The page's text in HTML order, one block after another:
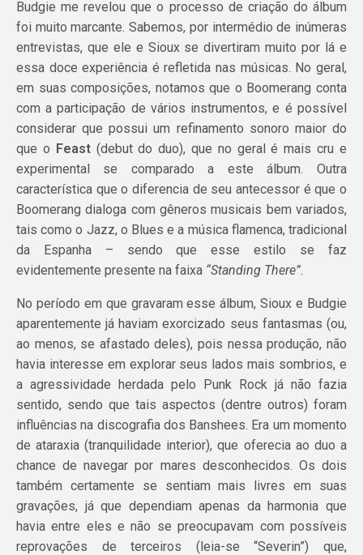
Budgie me revelou que o processo de criação do álbum
foi muito marcante. Sabemos, por intermédio de inúmeras
entrevistas, que ele e Sioux se divertiram muito por lá e
essa doce experiência é refletida nas músicas. No geral,
em suas composições, notamos que o Boomerang conta
com a participação de vários instrumentos, e é possível
considerar que possui um refinamento sonoro maior do
que o Feast(debut do duo), que no geral é mais cru e
experimental se comparado a este álbum. Outra
característica que o diferencia de seu antecessor é que o
Boomerang dialoga com gêneros musicais bem variados,
tais como o Jazz, o Blues e a música flamenca, tradicional
da Espanha – sendo que esse estilo se faz
evidentemente presente na faixa “Standing There”.
No período em que gravaram esse álbum, Sioux e Budgie
aparentemente já haviam exorcizado seus fantasmas (ou,
ao menos, se afastado deles), pois nessa produção, não
havia interesse em explorar seus lados mais sombrios, e
a agressividade herdada pelo Punk Rock já não fazia
sentido, sendo que tais aspectos (dentre outros) foram
influências na discografia dos Banshees. Era um momento
de ataraxia (tranquilidade interior), que oferecia ao duo a
chance de navegar por mares desconhecidos. Os dois
também certamente se sentiam mais livres em suas
gravações, já que dependiam apenas da harmonia que
havia entre eles e não se preocupavam com possíveis
reprovações de terceiros (leia-se “Severin”) que,